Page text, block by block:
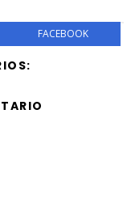
FACEBOOK